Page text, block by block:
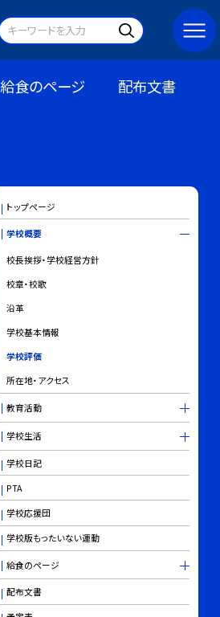
給食のページ 配布文書
トップページ
学校概要
校長挨拶・学校経営方針
校章・校歌
沿革
学校基本情報
学校評価
所在地・アクセス
教育活動
学校生活
学校日記
PTA
学校応援団
学校版もったいない運動
給食のページ
配布文書